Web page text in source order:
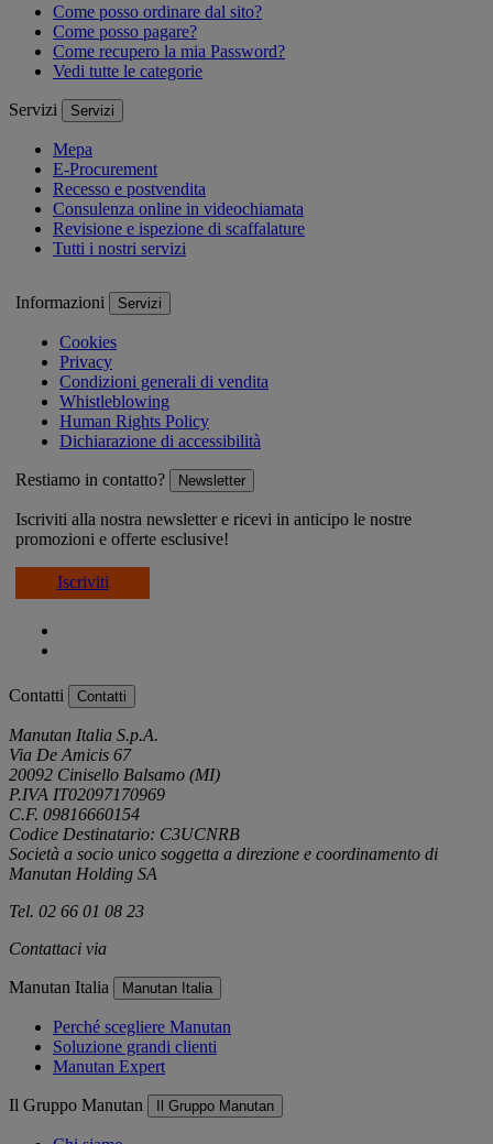
Come posso ordinare dal sito?
Come posso pagare?
Come recupero la mia Password?
Vedi tutte le categorie
Servizi Servizi
Mepa
E-Procurement
Recesso e postvendita
Consulenza online in videochiamata
Revisione e ispezione di scaffalature
Tutti i nostri servizi
Informazioni Servizi
Cookies
Privacy
Condizioni generali di vendita
Whistleblowing
Human Rights Policy
Dichiarazione di accessibilità
Restiamo in contatto? Newsletter
Iscriviti alla nostra newsletter e ricevi in anticipo le nostre
promozioni e offerte esclusive!
Iscriviti
Contatti Contatti
Manutan Italia S.p.A.
Via De Amicis 67
20092 Cinisello Balsamo (MI)
P.IVA IT02097170969
C.F. 09816660154
Codice Destinatario: C3UCNRB
Società a socio unico soggetta a direzione e coordinamento di
Manutan Holding SA
Tel. 02 66 01 08 23
Contattaci via
Manutan Italia Manutan Italia
Perché scegliere Manutan
Soluzione grandi clienti
Manutan Expert
Il Gruppo Manutan Il Gruppo Manutan